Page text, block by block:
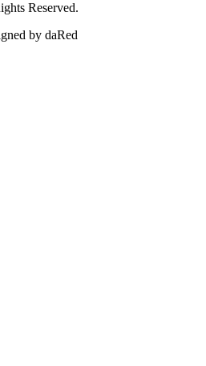
Reserved.
by daRed